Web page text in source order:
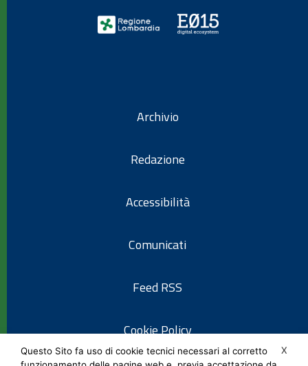
Archivio
Redazione
Accessibilità
Comunicati
Feed RSS
Cookie Policy
X
Questo Sito fa uso di cookie tecnici necessari al corretto